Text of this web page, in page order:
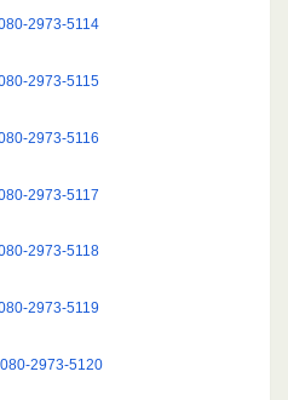
2973-5114
2973-5115
2973-5116
2973-5117
2973-5118
2973-5119
2973-5120